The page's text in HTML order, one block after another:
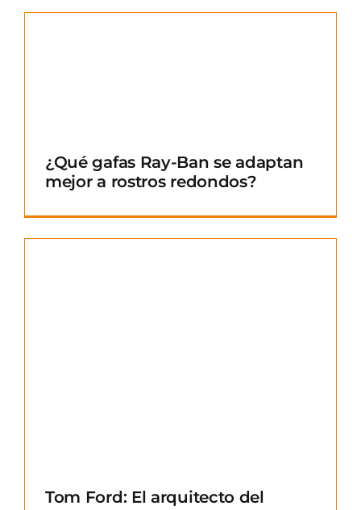
¿Qué gafas Ray-Ban se adaptan
mejor a rostros redondos?
Tom Ford: El arquitecto del